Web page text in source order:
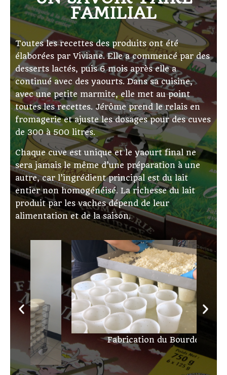
FAMILIAL
Toutes les recettes des produits ont été
élaborées par Viviane. Elle a commencé par des
desserts lactés, puis 6 mois après elle a
continué avec des yaourts. Dans sa cuisine,
avec une petite marmite, elle met au point
toutes les recettes. Jérôme prend le relais en
fromagerie et ajuste les dosages pour des cuves
de 300 à 500 litres.
Chaque cuve est unique et le yaourt final ne
sera jamais le même d’une préparation à une
autre, car l’ingrédient principal est du lait
entier non homogénéisé. La richesse du lait
produit par les vaches dépend de leur
alimentation et de la saison.
Fabrication du Bourdel